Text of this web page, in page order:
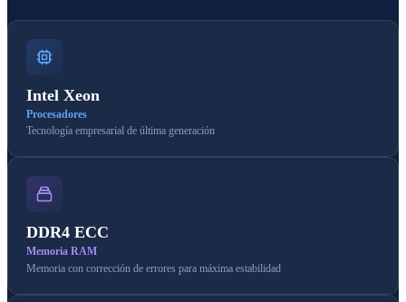
Intel Xeon
Procesadores
Tecnología empresarial de última generación
DDR4 ECC
Memoria RAM
Memoria con corrección de errores para máxima estabilidad